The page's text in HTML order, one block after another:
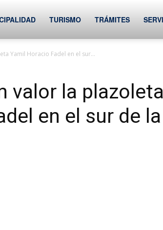
TURISMO TRÁMITES
Yamil Horacio Fadel en el sur...
valor la plazoleta
en el sur de la